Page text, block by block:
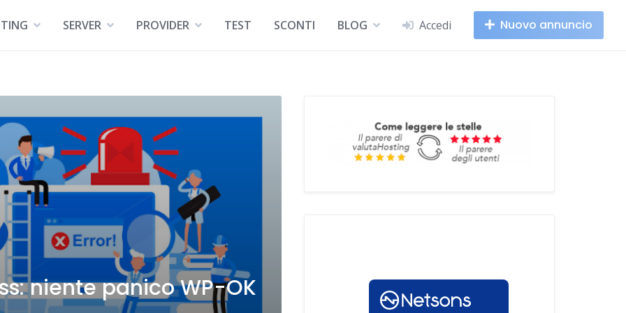
SERVER PROVIDER TEST SCONTI BLOG Accedi Nuovo annuncio
niente panico WP-OK